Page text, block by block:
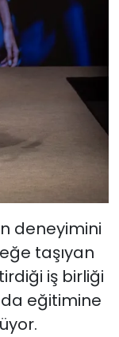
deneyimini
taşıyan
iş birliği
eğitimine